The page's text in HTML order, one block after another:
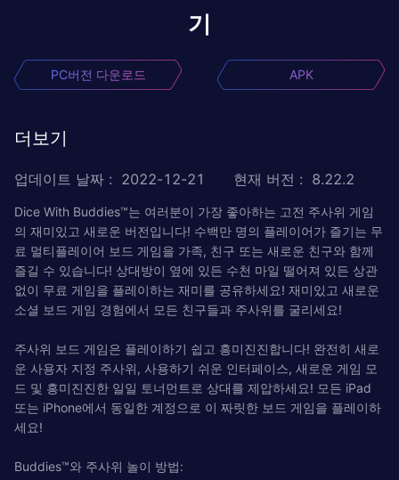
기
PC버전 다운로드 APK
더보기
업데이트 날짜 : 2022-12-21 현재 버전 : 8.22.2
Dice With Buddies™는 여러분이 가장 좋아하는 고전 주사위 게임
의 재미있고 새로운 버전입니다! 수백만 명의 플레이어가 즐기는 무
료 멀티플레이어 보드 게임을 가족, 친구 또는 새로운 친구와 함께
즐길 수 있습니다! 상대방이 옆에 있든 수천 마일 떨어져 있든 상관
없이 무료 게임을 플레이하는 재미를 공유하세요! 재미있고 새로운
소셜 보드 게임 경험에서 모든 친구들과 주사위를 굴리세요!
주사위 보드 게임은 플레이하기 쉽고 흥미진진합니다! 완전히 새로
운 사용자 지정 주사위, 사용하기 쉬운 인터페이스, 새로운 게임 모
드 및 흥미진진한 일일 토너먼트로 상대를 제압하세요! 모든 iPad
또는 iPhone에서 동일한 계정으로 이 짜릿한 보드 게임을 플레이하
세요!
Buddies™와 주사위 놀이 방법: